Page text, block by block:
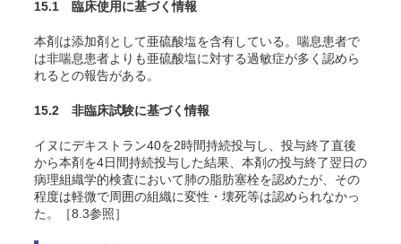
15.1 臨床使用に基づく情報
本剤は添加剤として亜硫酸塩を含有している。喘息患者で
は非喘息患者よりも亜硫酸塩に対する過敏症が多く認めら
れるとの報告がある。
15.2 非臨床試験に基づく情報
イヌにデキストラン40を2時間持続投与し、投与終了直後
から本剤を4日間持続投与した結果、本剤の投与終了翌日の
病理組織学的検査において肺の脂肪塞栓を認めたが、その
程度は軽微で周囲の組織に変性・壊死等は認められなかっ
た。［8.3参照］